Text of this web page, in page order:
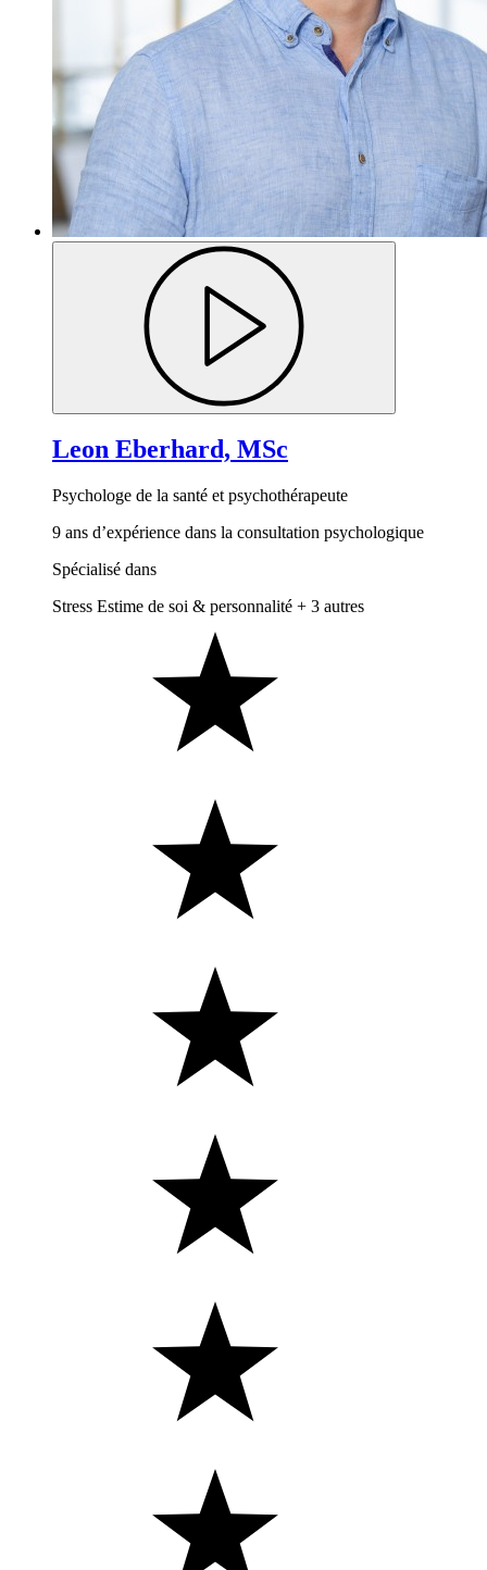
Leon Eberhard, MSc
Psychologe de la santé et psychothérapeute
9 ans d’expérience dans la consultation psychologique
Spécialisé dans
Stress Estime de soi & personnalité + 3 autres